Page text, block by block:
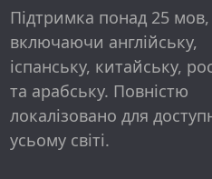
Підтримка понад 25 мов,
включаючи англійську,
іспанську, китайську,
та арабську. Повністю
локалізовано для
усьому світі.